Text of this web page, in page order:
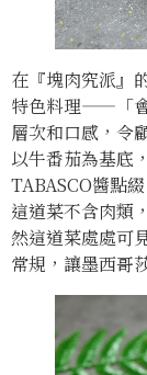
在『塊肉究派』
特色料理——「
層次和口感，令
以牛番茄為基底
TABASCO醬點
這道菜不含肉類
然這道菜處處可
常規，讓墨西哥